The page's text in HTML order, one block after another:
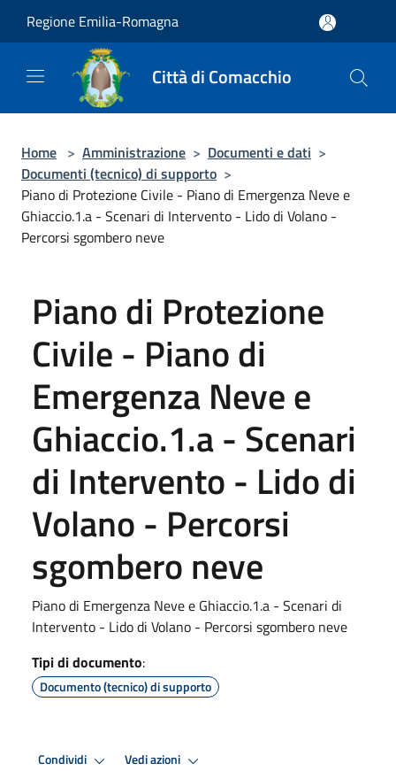
Regione Emilia-Romagna
Città di Comacchio
Home > Amministrazione > Documenti e dati >
Documenti (tecnico) di supporto >
Piano di Protezione Civile - Piano di Emergenza Neve e
Ghiaccio.1.a - Scenari di Intervento - Lido di Volano -
Percorsi sgombero neve
Piano di Protezione
Civile - Piano di
Emergenza Neve e
Ghiaccio.1.a - Scenari
di Intervento - Lido di
Volano - Percorsi
sgombero neve
Piano di Emergenza Neve e Ghiaccio.1.a - Scenari di
Intervento - Lido di Volano - Percorsi sgombero neve
Tipi di documento:
Documento (tecnico) di supporto
Condividi Vedi azioni